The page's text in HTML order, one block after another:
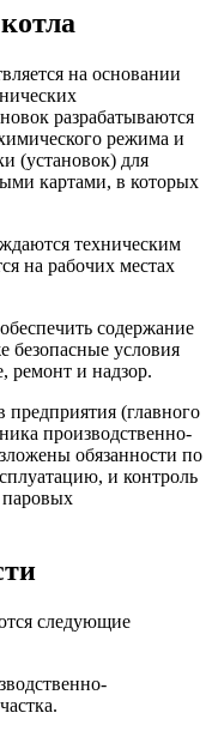
на основании
разрабатываются
режима и
(установок) для
картами, в которых
техническим
на рабочих местах
содержание
безопасные условия
ремонт и надзор.
(главного
производственно-
обязанности по
и контроль
паровых
следующие